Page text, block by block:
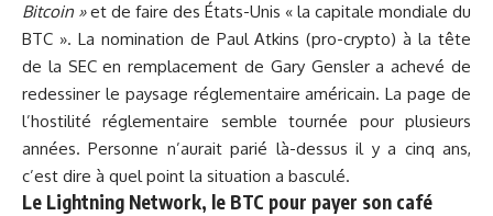
Bitcoin »et de faire des États-Unis « la capitale mondiale du
BTC ». La nomination de Paul Atkins (pro-crypto) à la tête
de la SEC en remplacement de Gary Gensler a achevé de
redessiner le paysage réglementaire américain. La page de
l’hostilité réglementaire semble tournée pour plusieurs
années. Personne n’aurait parié là-dessus il y a cinq ans,
c’est dire à quel point la situation a basculé.
Le Lightning Network, le BTC pour payer son café